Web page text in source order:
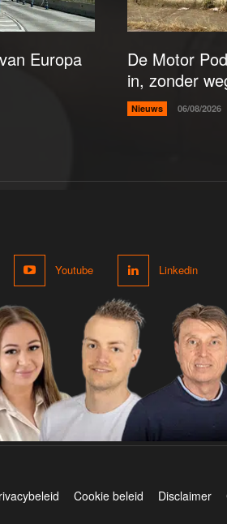
Europa
De Motor
in, zonder
Nieuws 06/08/2026
Youtube Linkedin
Cookie beleid Disclaimer